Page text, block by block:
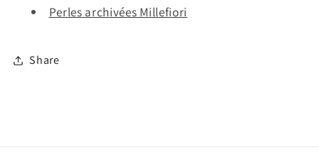
Perles archivées Millefiori
Share